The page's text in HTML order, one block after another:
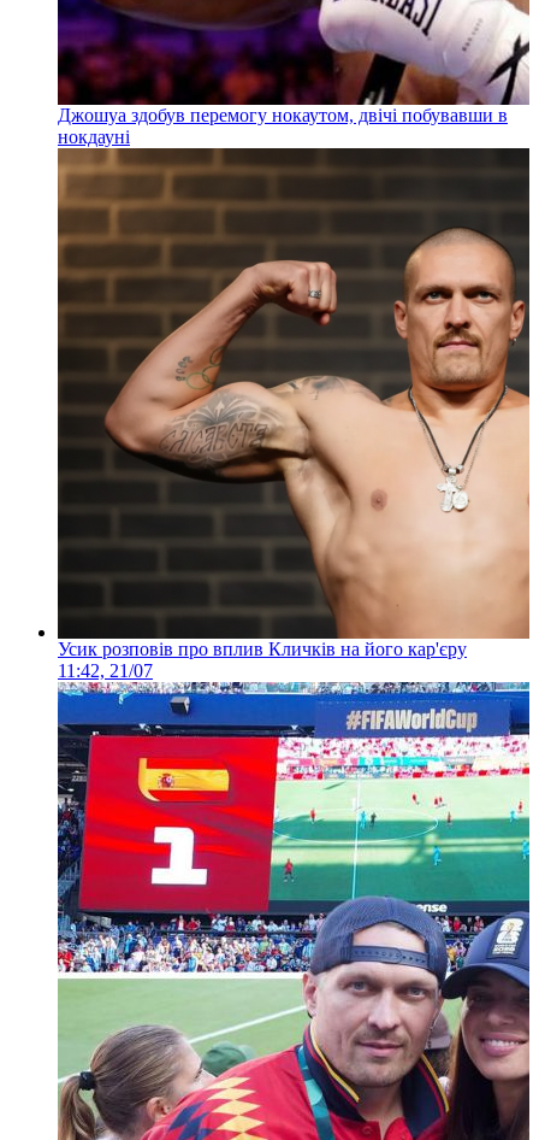
Джошуа здобув перемогу нокаутом, двічі побувавши в
нокдауні
Усик розповів про вплив Кличків на його кар'єру
11:42, 21/07